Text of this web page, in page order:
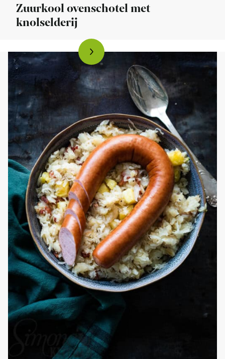
Zuurkool ovenschotel met
knolselderij